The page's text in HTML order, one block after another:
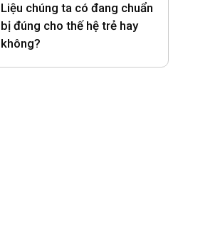
Liệu chúng ta có đang chuẩn
bị đúng cho thế hệ trẻ hay
không?